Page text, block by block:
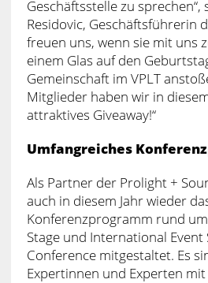
Geschäftsstelle zu sprechen“,
Residovic, Geschäftsführerin
freuen uns, wenn sie mit uns
einem Glas auf den
Gemeinschaft im VPLT
Mitglieder haben wir in
attraktives Giveaway!“
Umfangreiches
Als Partner der Prolight +
auch in diesem Jahr wieder
Konferenzprogramm rund
Stage und International Event
Conference mitgestaltet. Es
Expertinnen und Experten mit